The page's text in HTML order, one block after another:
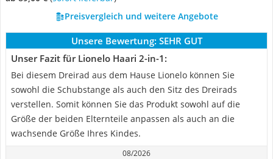
Preisvergleich und weitere Angebote
Unsere Bewertung: SEHR GUT
Unser Fazit für Lionelo Haari 2-in-1:
Bei diesem Dreirad aus dem Hause Lionelo können Sie
sowohl die Schubstange als auch den Sitz des Dreirads
verstellen. Somit können Sie das Produkt sowohl auf die
Größe der beiden Elternteile anpassen als auch an die
wachsende Größe Ihres Kindes.
08/2026